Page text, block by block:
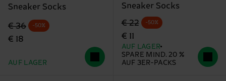
Sneaker Socks
Originalpreis
€ 36
Reduzierter Preis
€ 18
-50%
AUF LAGER
Sneaker Socks
Originalpreis
€ 22
Reduzierter Preis
€ 11
-50%
AUF LAGER
SPARE MIND. 20 %
AUF 3ER-PACKS